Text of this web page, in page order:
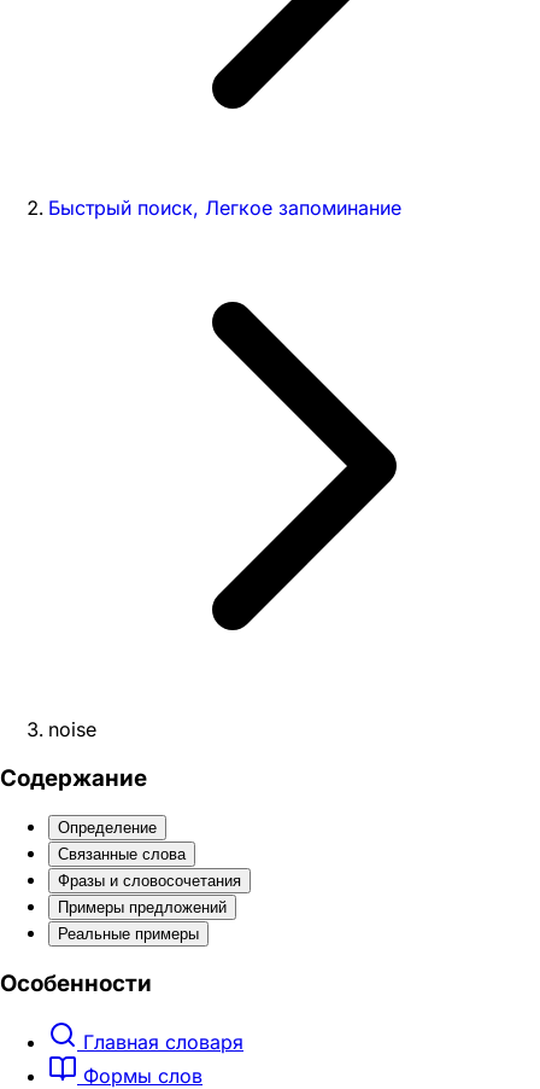
Быстрый поиск, Легкое запоминание
noise
Содержание
Определение
Связанные слова
Фразы и словосочетания
Примеры предложений
Реальные примеры
Особенности
Главная словаря
Формы слов